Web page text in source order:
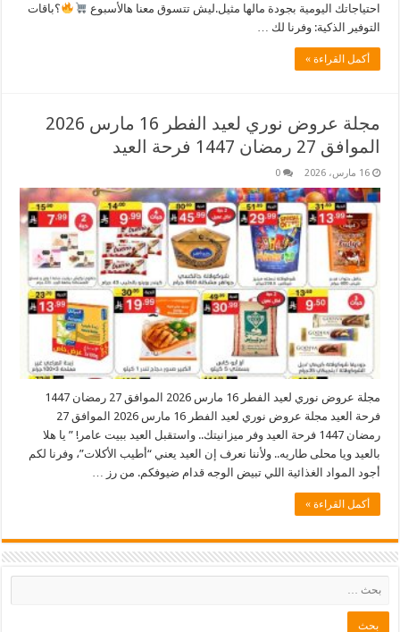
احتياجاتك اليومية بجودة مالها مثيل.​ليش تتسوق معنا هالأسبوع
؟​باقات
التوفير الذكية: وفرنا لك …
أكمل القراءة »
مجلة عروض نوري لعيد الفطر 16 مارس 2026
الموافق 27 رمضان 1447 فرحة العيد
16 مارس، 2026 0
مجلة عروض نوري لعيد الفطر 16 مارس 2026 الموافق 27 رمضان 1447
فرحة العيد مجلة عروض نوري لعيد الفطر 16 مارس 2026 الموافق 27
رمضان 1447 فرحة العيد وفر ميزانيتك.. واستقبل العيد ببيت عامر! ” يا هلا
بالعيد ويا محلى طاريه.. ولأننا نعرف إن العيد يعني “أطيب الأكلات”، وفرنا لكم
أجود المواد الغذائية اللي تبيض الوجه قدام ضيوفكم. من رز …
أكمل القراءة »